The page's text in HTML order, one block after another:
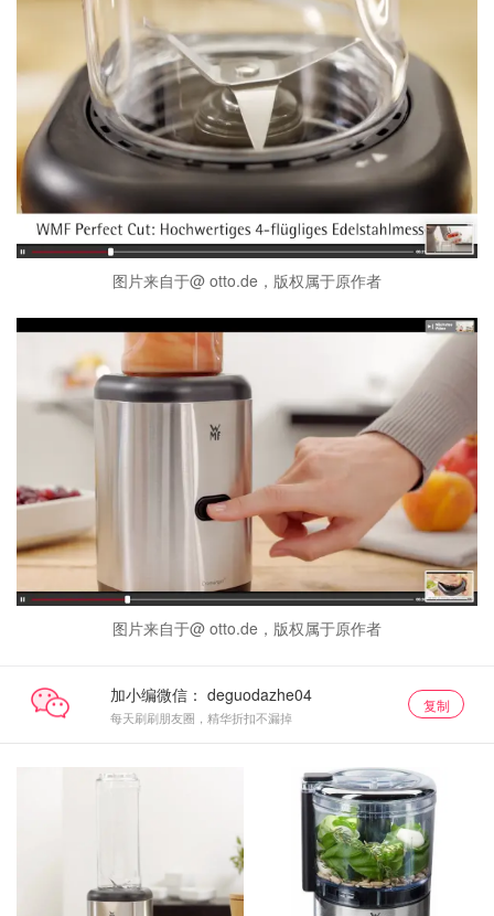
图片来自于@ otto.de，版权属于原作者
图片来自于@ otto.de，版权属于原作者
加小编微信：
每天刷刷朋友圈，精华折扣不漏掉
复制